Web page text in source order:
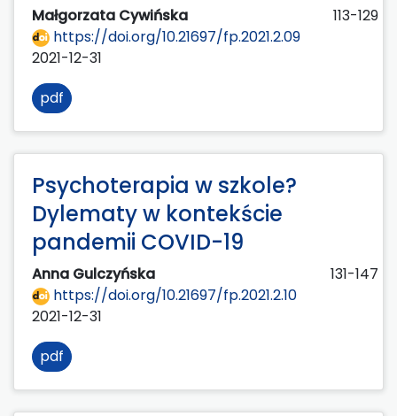
Małgorzata Cywińska
113-129
https://doi.org/10.21697/fp.2021.2.09
2021-12-31
pdf
Psychoterapia w szkole?
Dylematy w kontekście
pandemii COVID-19
Anna Gulczyńska
131-147
https://doi.org/10.21697/fp.2021.2.10
2021-12-31
pdf